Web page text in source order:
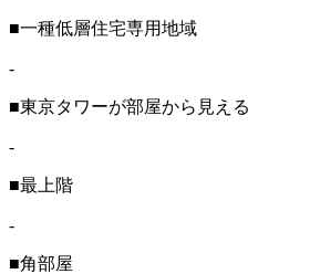
■一種低層住宅専用地域
-
■東京タワーが部屋から見える
-
■最上階
-
■角部屋